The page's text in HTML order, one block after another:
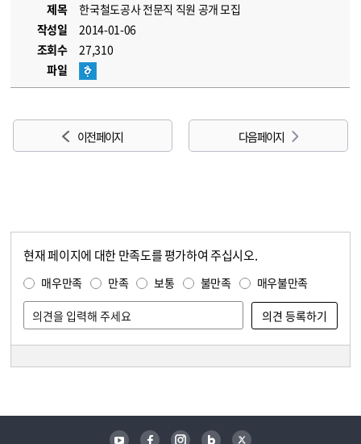
제목
한국철도공사 전문직 직원 공개 모집
작성일
2014-01-06
조회수
27,310
파일
이전 페이지 다음 페이지
현재 페이지에 대한 만족도를 평가하여 주십시오.
매우만족 만족 보통 불만족 매우불만족
유튜브 페이스북 인스타그램 블로그 트위터